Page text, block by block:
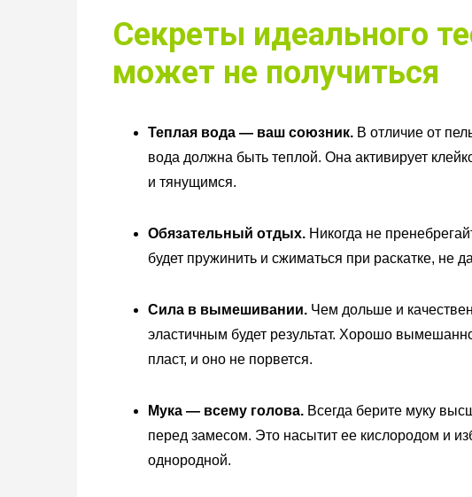
Секреты идеального
может не получиться
Теплая вода — ваш союзник. В отличие от
вода должна быть теплой. Она активирует
и тянущимся.
Обязательный отдых. Никогда не
будет пружинить и сжиматься при раскатке, не
Сила в вымешивании. Чем дольше и
эластичным будет результат. Хорошо
пласт, и оно не порвется.
Мука — всему голова. Всегда берите муку
перед замесом. Это насытит ее кислородом и
однородной.